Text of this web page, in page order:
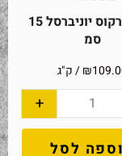
סכין ארקוס יוניברסל 15
סמ
₪/ ק"ג
+
לסל